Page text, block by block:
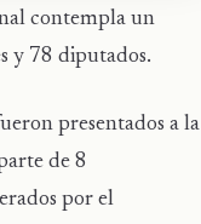
contempla un
y 78 diputados.
presentados a la
de 8
por el